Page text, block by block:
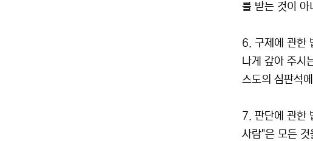
를 받는 것이 아
6. 구제에 관한
나게 갚아 주시
스도의 심판석
7. 판단에 관한
사람"은 모든